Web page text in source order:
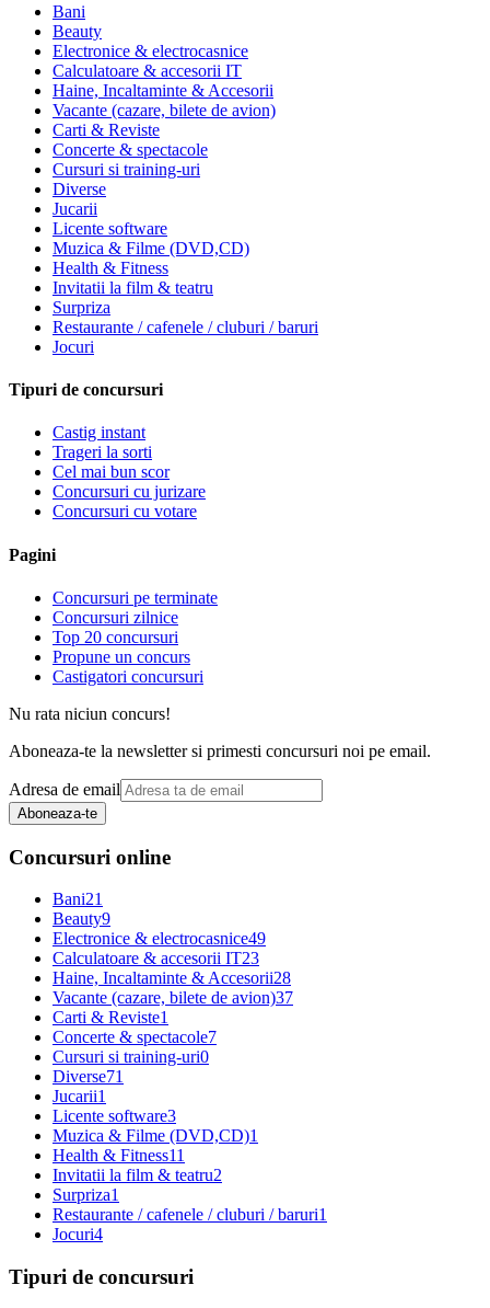
Bani
Beauty
Electronice & electrocasnice
Calculatoare & accesorii IT
Haine, Incaltaminte & Accesorii
Vacante (cazare, bilete de avion)
Carti & Reviste
Concerte & spectacole
Cursuri si training-uri
Diverse
Jucarii
Licente software
Muzica & Filme (DVD,CD)
Health & Fitness
Invitatii la film & teatru
Surpriza
Restaurante / cafenele / cluburi / baruri
Jocuri
Tipuri de concursuri
Castig instant
Trageri la sorti
Cel mai bun scor
Concursuri cu jurizare
Concursuri cu votare
Pagini
Concursuri pe terminate
Concursuri zilnice
Top 20 concursuri
Propune un concurs
Castigatori concursuri
Nu rata niciun concurs!
Aboneaza-te la newsletter si primesti concursuri noi pe email.
Adresa de email
Aboneaza-te
Concursuri online
Bani21
Beauty9
Electronice & electrocasnice49
Calculatoare & accesorii IT23
Haine, Incaltaminte & Accesorii28
Vacante (cazare, bilete de avion)37
Carti & Reviste1
Concerte & spectacole7
Cursuri si training-uri0
Diverse71
Jucarii1
Licente software3
Muzica & Filme (DVD,CD)1
Health & Fitness11
Invitatii la film & teatru2
Surpriza1
Restaurante / cafenele / cluburi / baruri1
Jocuri4
Tipuri de concursuri